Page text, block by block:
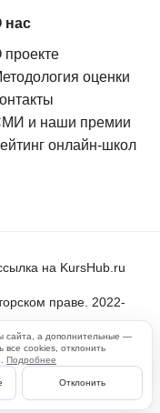
нас
проекте
оценки
и наши премии
онлайн-школ
на KursHub.ru
праве. 2022-
сайта, а дополнительные —
все cookies, отклонить
Подробнее
Отклонить